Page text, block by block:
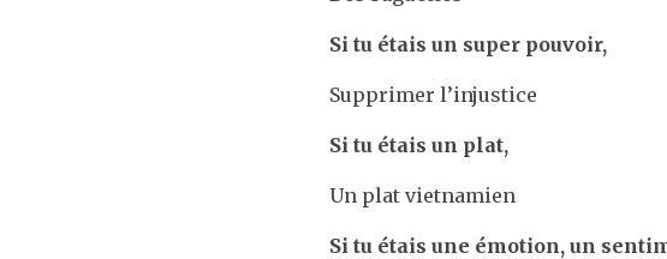
Si tu étais un super pouvoir,
Supprimer l’injustice
Si tu étais un plat,
Un plat vietnamien
Si tu étais une émotion, un